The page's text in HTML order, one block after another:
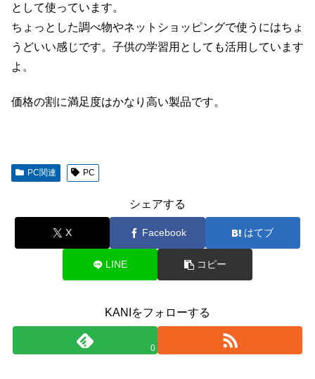
として使っています。
ちょっとした調べ物やネットショッピングで使うにはちょ
うどいい感じです。子供の学習用としても活用しています
よ。
価格の割に満足度はかなり高い製品です。
PC関連 PC
シェアする
X Facebook はてブ
LINE コピー
KANIをフォローする
0